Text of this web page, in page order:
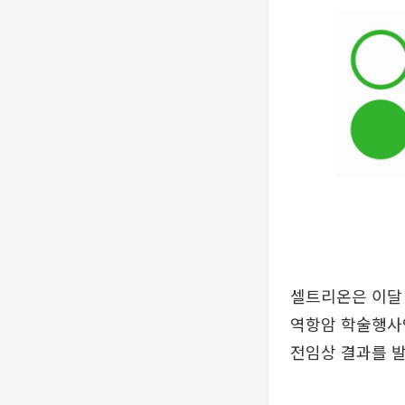
셀트리온은 이
역항암 학술행
전임상 결과를